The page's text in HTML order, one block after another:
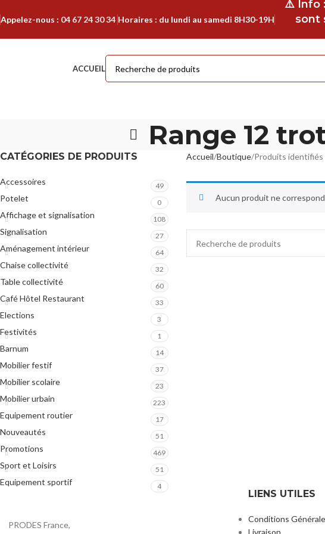
Appelez-nous : 04 67 24 30 34 Horaires : du lundi au samedi 8H30-19H
⚠️ Info
sont
ACCUEIL
Range 12
CATÉGORIES DE PRODUITS
Accessoires 49
Potelet 0
Affichage et signalisation 108
Signalisation 27
Aménagement intérieur 64
Chaise collectivité 32
Table collectivité 60
Café Hôtel Restaurant 33
Elections 3
Festivités 1
Barnum 14
Mobilier festif 37
Mobilier scolaire 23
Mobilier urbain 223
Equipement routier 17
Nouveautés 51
Promotions 469
Sport et Loisirs 51
Equipement sportif 4
Accueil Boutique Produits identifiés
Aucun produit ne
PRODES France,
LIENS UTILES
Conditions
Livraison